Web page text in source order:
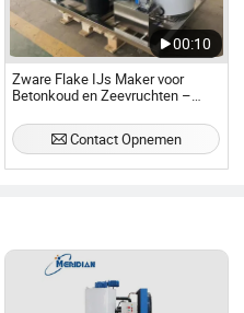
00:10
Zware Flake IJs Maker voor
Betonkoud en Zeevruchten –
Contact Opnemen